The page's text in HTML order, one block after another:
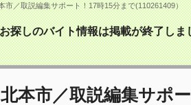
市／取説編集サポート！17時15分まで(110261409）
お探しのバイト情報は掲載が終了しま
本市／取説編集サポ